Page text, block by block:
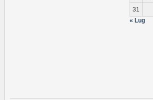
31
« Lug